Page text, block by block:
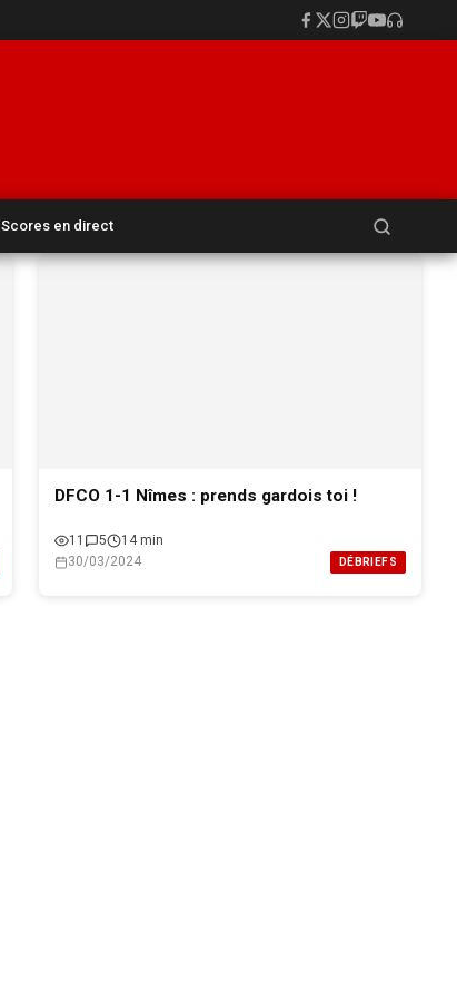
Scores en direct
DFCO 1-1 Nîmes : prends gardois toi !
11 5
14 min
30/03/2024
DÉBRIEFS